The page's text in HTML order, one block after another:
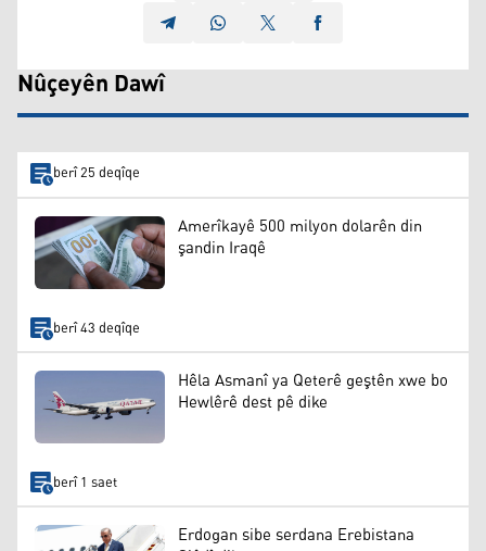
Nûçeyên Dawî
berî 25 deqîqe
Amerîkayê 500 milyon dolarên din
şandin Iraqê
berî 43 deqîqe
Hêla Asmanî ya Qeterê geştên xwe bo
Hewlêrê dest pê dike
berî 1 saet
Erdogan sibe serdana Erebistana